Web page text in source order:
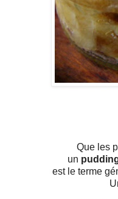
Que les
un
est le terme